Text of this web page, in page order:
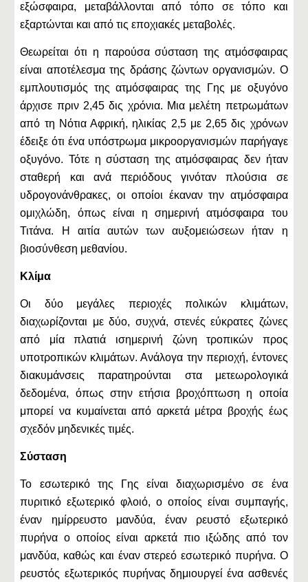
εξώσφαιρα, μεταβάλλονται από τόπο σε τόπο και
εξαρτώνται και από τις εποχιακές μεταβολές.
Θεωρείται ότι η παρούσα σύσταση της ατμόσφαιρας
είναι αποτέλεσμα της δράσης ζώντων οργανισμών. Ο
εμπλουτισμός της ατμόσφαιρας της Γης με οξυγόνο
άρχισε πριν 2,45 δις χρόνια. Μια μελέτη πετρωμάτων
από τη Νότια Αφρική, ηλικίας 2,5 με 2,65 δις χρόνων
έδειξε ότι ένα υπόστρωμα μικροοργανισμών παρήγαγε
οξυγόνο. Τότε η σύσταση της ατμόσφαιρας δεν ήταν
σταθερή και ανά περιόδους γινόταν πλούσια σε
υδρογονάνθρακες, οι οποίοι έκαναν την ατμόσφαιρα
ομιχλώδη, όπως είναι η σημερινή ατμόσφαιρα του
Τιτάνα. Η αιτία αυτών των αυξομειώσεων ήταν η
βιοσύνθεση μεθανίου.
Κλίμα
Οι δύο μεγάλες περιοχές πολικών κλιμάτων,
διαχωρίζονται με δύο, συχνά, στενές εύκρατες ζώνες
από μία πλατιά ισημερινή ζώνη τροπικών προς
υποτροπικών κλιμάτων. Ανάλογα την περιοχή, έντονες
διακυμάνσεις παρατηρούνται στα μετεωρολογικά
δεδομένα, όπως στην ετήσια βροχόπτωση η οποία
μπορεί να κυμαίνεται από αρκετά μέτρα βροχής έως
σχεδόν μηδενικές τιμές.
Σύσταση
Το εσωτερικό της Γης είναι διαχωρισμένο σε ένα
πυριτικό εξωτερικό φλοιό, ο οποίος είναι συμπαγής,
έναν ημίρρευστο μανδύα, έναν ρευστό εξωτερικό
πυρήνα ο οποίος είναι αρκετά πιο ιξώδης από τον
μανδύα, καθώς και έναν στερεό εσωτερικό πυρήνα. Ο
ρευστός εξωτερικός πυρήνας δημιουργεί ένα ασθενές